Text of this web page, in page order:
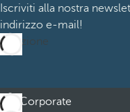
Iscriviti alla nostra
indirizzo e-mail!
Iscrizione
Corporate